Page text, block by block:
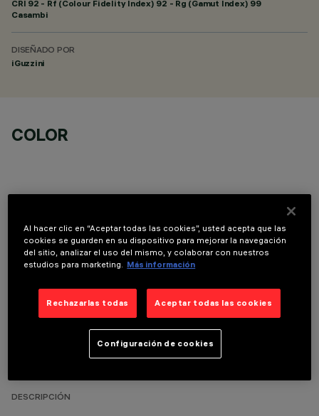
CRI 92 - Rf (Colour Fidelity Index) 92 - Rg (Gamut Index) 99
Casambi
DISEÑADO POR
iGuzzini
COLOR
COMPONENTES OPCIONALES
DATOS TÉCNICOS
ÚLTIMA ACTUALIZACIÓN: 07/08/2026
DESCRIPCIÓN
Al hacer clic en “Aceptar todas las cookies”, usted acepta que las
cookies se guarden en su dispositivo para mejorar la navegación
del sitio, analizar el uso del mismo, y colaborar con nuestros
estudios para marketing. Más información
Rechazarlas todas Aceptar todas las cookies
Configuración de cookies